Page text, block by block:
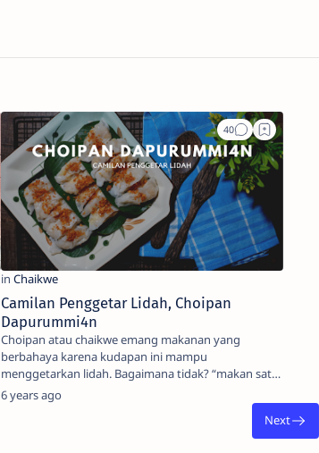
Camilan Penggetar Lidah, Choipan
Dapurummi4n
Choipan atau chaikwe emang makanan yang
berbahaya karena kudapan ini mampu
menggetarkan lidah. Bagaimana tidak? “makan satu
ngga berasa, makan sepul…
6 years ago